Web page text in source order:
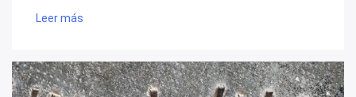
Leer más